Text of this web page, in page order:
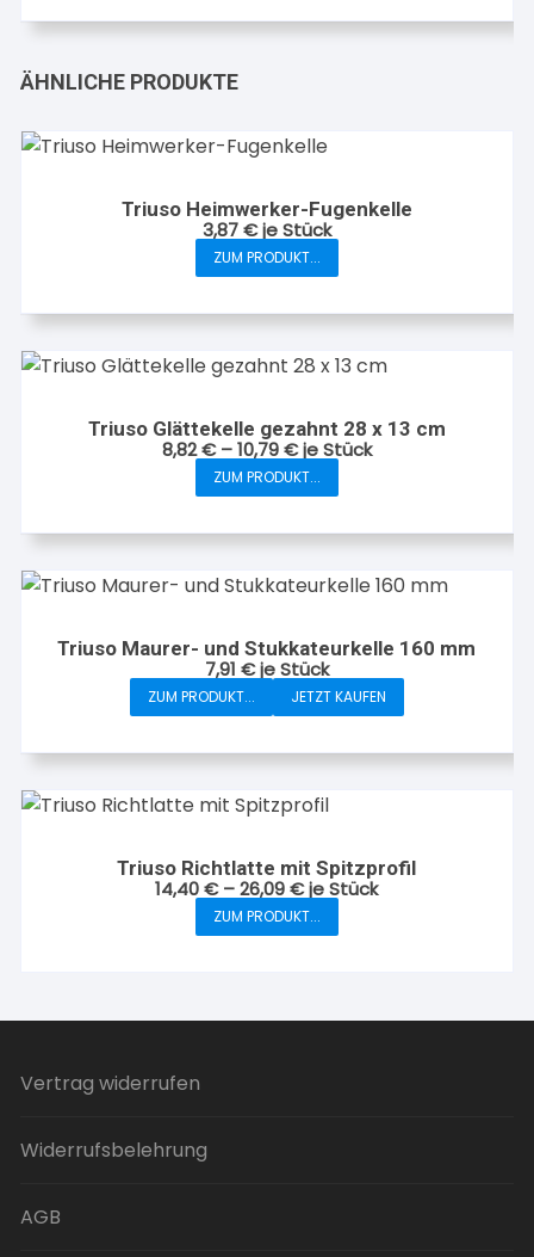
ÄHNLICHE PRODUKTE
Triuso Heimwerker-Fugenkelle
3,87€je Stück
ZUM PRODUKT...
Dieses
weist
mehrere
Die
Optionen
können
auf
Produktseite
werden
Triuso Glättekelle gezahnt 28 x 13 cm
8,82€–10,79€je Stück
ZUM PRODUKT...
Dieses
weist
mehrere
Die
Optionen
können
auf
Produktseite
werden
Triuso Maurer- und Stukkateurkelle 160 mm
7,91 €je Stück
ZUM PRODUKT... JETZT KAUFEN
Triuso Richtlatte mit Spitzprofil
14,40€–26,09€je Stück
ZUM PRODUKT...
Dieses
mehrere
Vertrag widerrufen
Widerrufsbelehrung
AGB